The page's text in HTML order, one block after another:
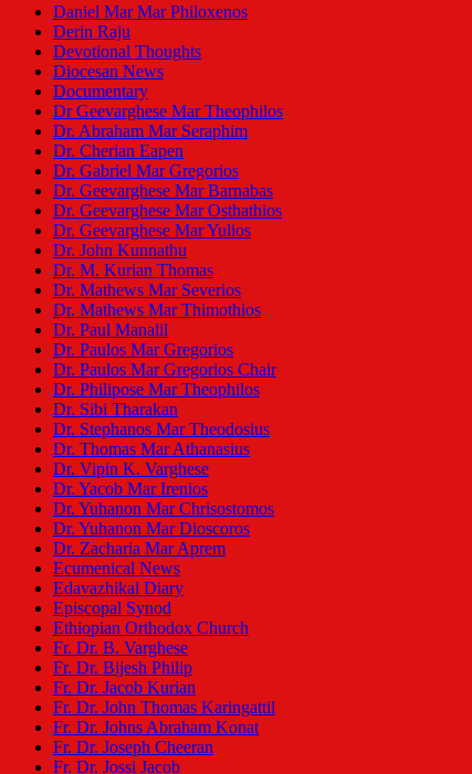
Daniel Mar Mar Philoxenos
Derin Raju
Devotional Thoughts
Diocesan News
Documentary
Dr Geevarghese Mar Theophilos
Dr. Abraham Mar Seraphim
Dr. Cherian Eapen
Dr. Gabriel Mar Gregorios
Dr. Geevarghese Mar Barnabas
Dr. Geevarghese Mar Osthathios
Dr. Geevarghese Mar Yulios
Dr. John Kunnathu
Dr. M. Kurian Thomas
Dr. Mathews Mar Severios
Dr. Mathews Mar Thimothios
Dr. Paul Manalil
Dr. Paulos Mar Gregorios
Dr. Paulos Mar Gregorios Chair
Dr. Philipose Mar Theophilos
Dr. Sibi Tharakan
Dr. Stephanos Mar Theodosius
Dr. Thomas Mar Athanasius
Dr. Vipin K. Varghese
Dr. Yacob Mar Irenios
Dr. Yuhanon Mar Chrisostomos
Dr. Yuhanon Mar Dioscoros
Dr. Zacharia Mar Aprem
Ecumenical News
Edavazhikal Diary
Episcopal Synod
Ethiopian Orthodox Church
Fr. Dr. B. Varghese
Fr. Dr. Bijesh Philip
Fr. Dr. Jacob Kurian
Fr. Dr. John Thomas Karingattil
Fr. Dr. Johns Abraham Konat
Fr. Dr. Joseph Cheeran
Fr. Dr. Jossi Jacob